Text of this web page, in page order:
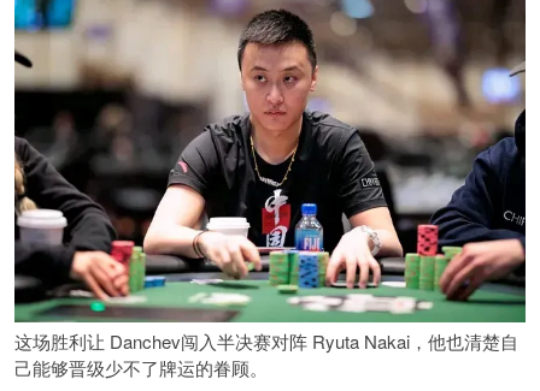
这场胜利让 Danchev闯入半决赛对阵 Ryuta Nakai，他也清楚自
己能够晋级少不了牌运的眷顾。